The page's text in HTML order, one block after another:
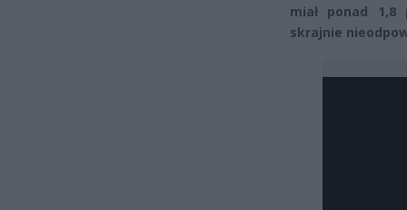
miał ponad
skrajnie